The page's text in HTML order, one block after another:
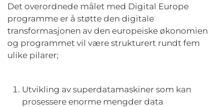
Det overordnede målet med Digital Europe
programme er å støtte den digitale
transformasjonen av den europeiske økonomien
og programmet vil være strukturert rundt fem
ulike pilarer;
Utvikling av superdatamaskiner som kan
prosessere enorme mengder data